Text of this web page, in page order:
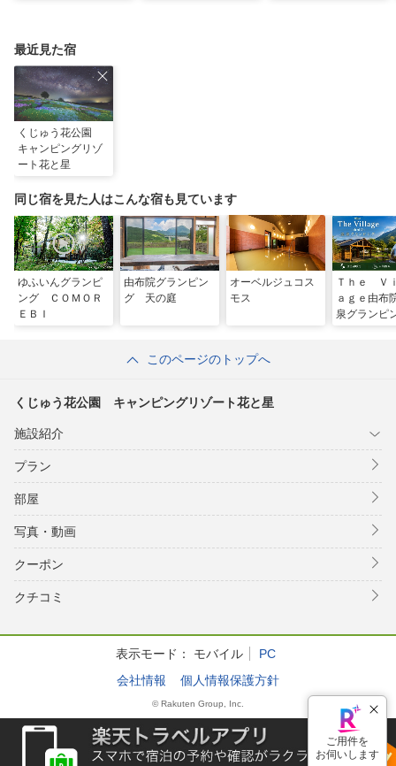
最近見た宿
くじゅう花公園
キャンピングリゾ
ート花と星
同じ宿を見た人はこんな宿も見ています
ゆふいんグランピ
ング ＣＯＭＯＲ
ＥＢＩ
由布院グランピン
グ 天の庭
オーベルジュコス
モス
Ｔｈｅ Ｖ
ａｇｅ由
泉グランピ
このページのトップへ
くじゅう花公園 キャンピングリゾート花と星
施設紹介
プラン
部屋
写真・動画
クーポン
クチコミ
表示モード： モバイル
PC
会社情報
個人情報保護方針
© Rakuten Group, Inc.
ご用件を
お伺いします